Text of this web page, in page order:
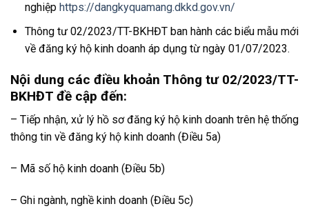
nghiệp https://dangkyquamang.dkkd.gov.vn/
Thông tư 02/2023/TT-BKHĐT ban hành các biểu mẫu mới
về đăng ký hộ kinh doanh áp dụng từ ngày 01/07/2023.
Nội dung các điều khoản Thông tư 02/2023/TT-
BKHĐT đề cập đến:
– Tiếp nhận, xử lý hồ sơ đăng ký hộ kinh doanh trên hệ thống
thông tin về đăng ký hộ kinh doanh (Điều 5a)
– Mã số hộ kinh doanh (Điều 5b)
– Ghi ngành, nghề kinh doanh (Điều 5c)